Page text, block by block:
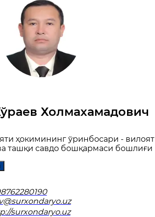
Холмахамадович
ҳокимининг ўринбосари - вилоят
ташқи савдо бошқармаси бошлиғи
surxondaryo.uz